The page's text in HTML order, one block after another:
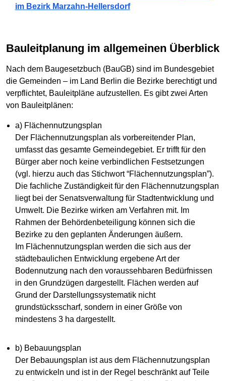
im Bezirk Marzahn-Hellersdorf
Bauleitplanung im allgemeinen Überblick
Nach dem Baugesetzbuch (BauGB) sind im Bundesgebiet
die Gemeinden – im Land Berlin die Bezirke berechtigt und
verpflichtet, Bauleitpläne aufzustellen. Es gibt zwei Arten
von Bauleitplänen:
a) Flächennutzungsplan
Der Flächennutzungsplan als vorbereitender Plan,
umfasst das gesamte Gemeindegebiet. Er trifft für den
Bürger aber noch keine verbindlichen Festsetzungen
(vgl. hierzu auch das Stichwort “Flächennutzungsplan”).
Die fachliche Zuständigkeit für den Flächennutzungsplan
liegt bei der Senatsverwaltung für Stadtentwicklung und
Umwelt. Die Bezirke wirken am Verfahren mit. Im
Rahmen der Behördenbeteiligung können sich die
Bezirke zu den geplanten Änderungen äußern.
Im Flächennutzungsplan werden die sich aus der
städtebaulichen Entwicklung ergebene Art der
Bodennutzung nach den voraussehbaren Bedürfnissen
in den Grundzügen dargestellt. Flächen werden auf
Grund der Darstellungssystematik nicht
grundstücksscharf, sondern in einer Größe von
mindestens 3 ha dargestellt.
b) Bebauungsplan
Der Bebauungsplan ist aus dem Flächennutzungsplan
zu entwickeln und ist in der Regel beschränkt auf Teile